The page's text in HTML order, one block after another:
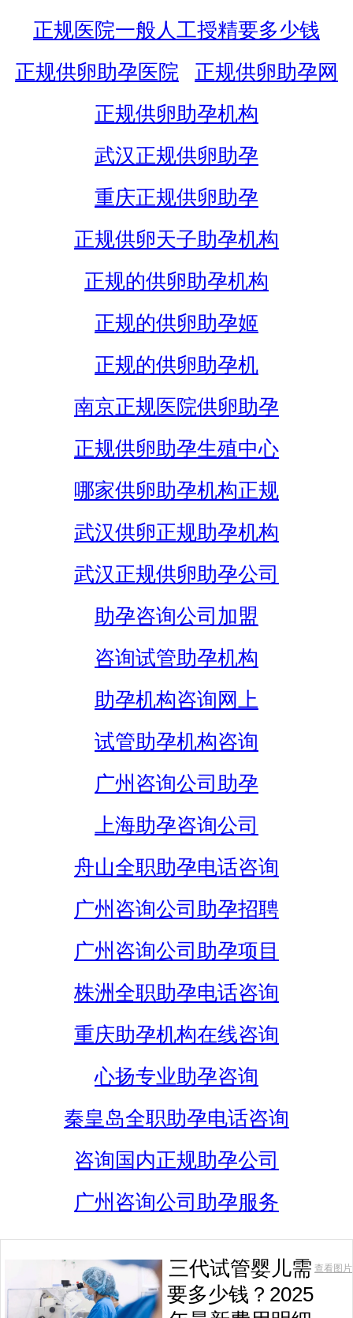
正规医院一般人工授精要多少钱
正规供卵助孕医院
正规供卵助孕网
正规供卵助孕机构
武汉正规供卵助孕
重庆正规供卵助孕
正规供卵天子助孕机构
正规的供卵助孕机构
正规的供卵助孕姬
正规的供卵助孕机
南京正规医院供卵助孕
正规供卵助孕生殖中心
哪家供卵助孕机构正规
武汉供卵正规助孕机构
武汉正规供卵助孕公司
助孕咨询公司加盟
咨询试管助孕机构
助孕机构咨询网上
试管助孕机构咨询
广州咨询公司助孕
上海助孕咨询公司
舟山全职助孕电话咨询
广州咨询公司助孕招聘
广州咨询公司助孕项目
株洲全职助孕电话咨询
重庆助孕机构在线咨询
心扬专业助孕咨询
秦皇岛全职助孕电话咨询
咨询国内正规助孕公司
广州咨询公司助孕服务
三代试管婴儿需
要多少钱？2025
查看图片